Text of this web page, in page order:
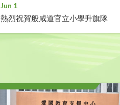
Jun 1
熱烈祝賀般咸道官立小學升旗隊